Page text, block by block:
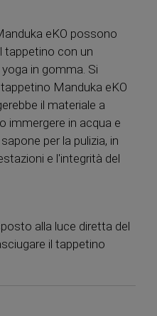
eKO possono
tappetino con un
in gomma. Si
Manduka eKO
il materiale a
immergere in acqua e
per la pulizia, in
e l'integrità del
alla luce diretta del
il tappetino